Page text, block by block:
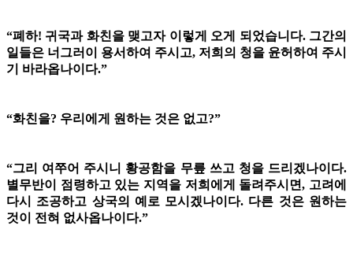
“폐하! 귀국과 화친을 맺고자 이렇게 오게 되었습니다. 그간의
일들은 너그러이 용서하여 주시고, 저희의 청을 윤허하여 주시
기 바라옵나이다.”
“화친을? 우리에게 원하는 것은 없고?”
“그리 여쭈어 주시니 황공함을 무릎 쓰고 청을 드리겠나이다.
별무반이 점령하고 있는 지역을 저희에게 돌려주시면, 고려에
다시 조공하고 상국의 예로 모시겠나이다. 다른 것은 원하는
것이 전혀 없사옵나이다.”